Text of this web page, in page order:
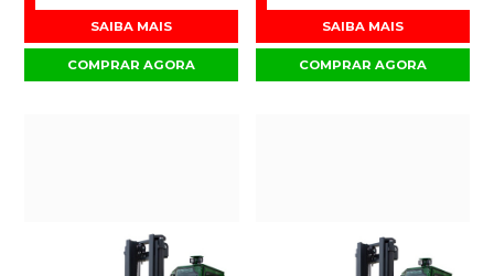
SAIBA MAIS
COMPRAR AGORA
SAIBA MAIS
COMPRAR AGORA